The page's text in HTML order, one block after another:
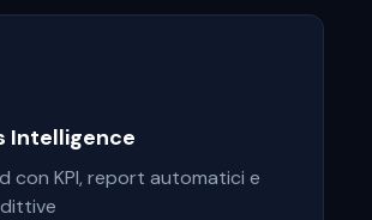
Intelligence
con KPI, report automatici e